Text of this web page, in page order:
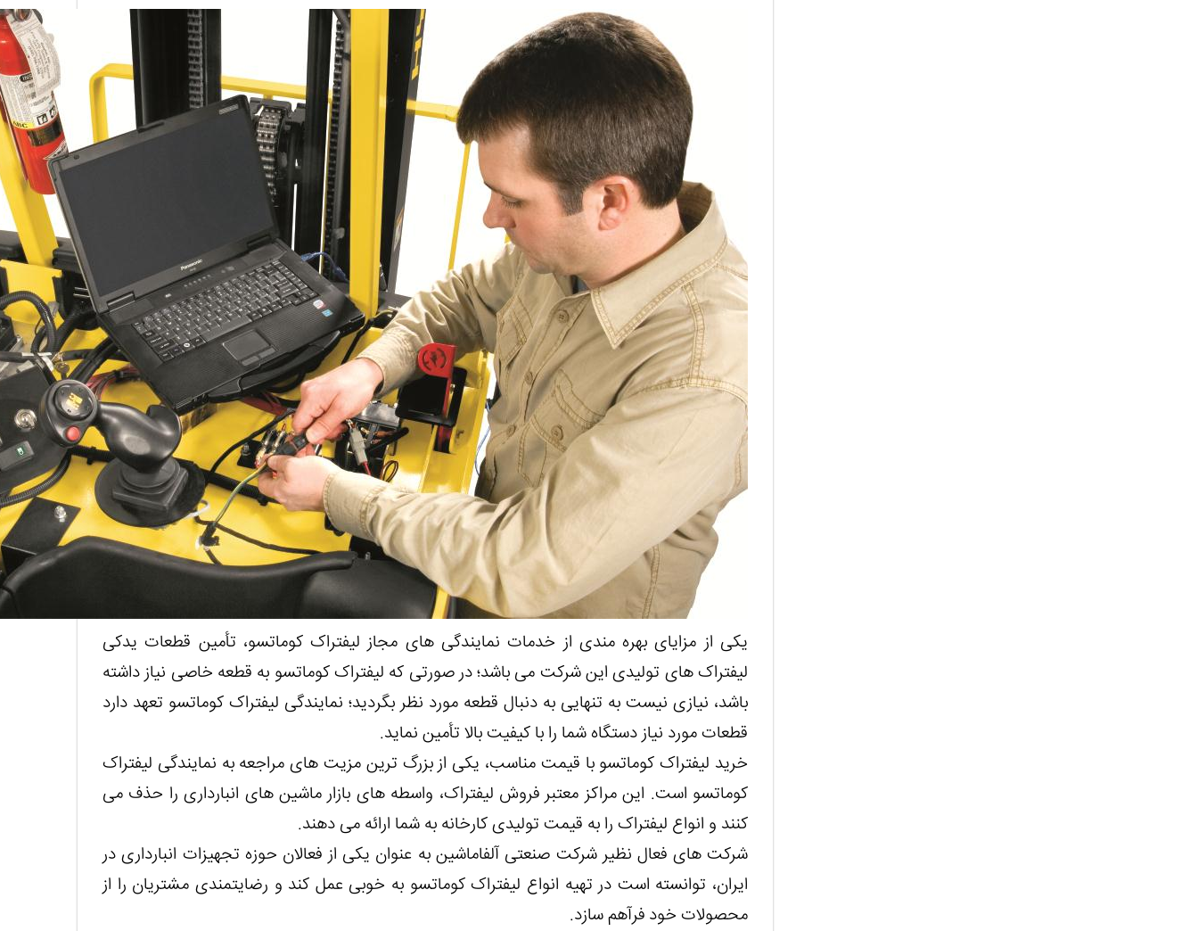
یکی از مزایای بهره مندی از خدمات نمایندگی های مجاز لیفتراک کوماتسو، تأمین قطعات یدکی
لیفتراک های تولیدی این شرکت می باشد؛ در صورتی که لیفتراک کوماتسو به قطعه خاصی نیاز داشته
باشد، نیازی نیست به تنهایی به دنبال قطعه مورد نظر بگردید؛ نمایندگی لیفتراک کوماتسو تعهد دارد
قطعات مورد نیاز دستگاه شما را با کیفیت بالا تأمین نماید.
خرید لیفتراک کوماتسو با قیمت مناسب، یکی از بزرگ ترین مزیت های مراجعه به نمایندگی لیفتراک
کوماتسو است. این مراکز معتبر فروش لیفتراک، واسطه های بازار ماشین های انبارداری را حذف می
کنند و انواع لیفتراک را به قیمت تولیدی کارخانه به شما ارائه می دهند.
شرکت های فعال نظیر شرکت صنعتی آلفاماشین به عنوان یکی از فعالان حوزه تجهیزات انبارداری در
ایران، توانسته است در تهیه انواع لیفتراک کوماتسو به خوبی عمل کند و رضایتمندی مشتریان را از
محصولات خود فرآهم سازد.